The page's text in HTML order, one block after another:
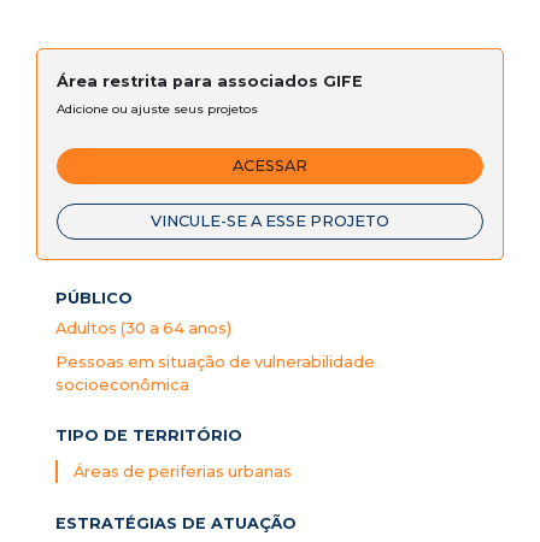
Área restrita para associados GIFE
Adicione ou ajuste seus projetos
ACESSAR
VINCULE-SE A ESSE PROJETO
PÚBLICO
Adultos (30 a 64 anos)
Pessoas em situação de vulnerabilidade
socioeconômica
TIPO DE TERRITÓRIO
Áreas de periferias urbanas
ESTRATÉGIAS DE ATUAÇÃO